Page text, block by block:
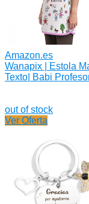
Amazon.es
Wanapix | Estola
Texto| Babi
out of stock
Ver Oferta